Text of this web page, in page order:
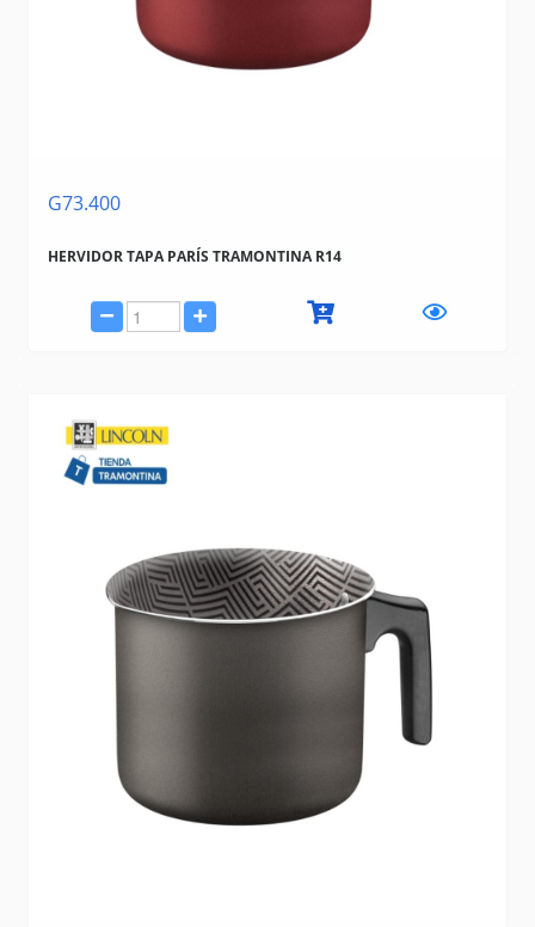
G73.400
HERVIDOR TAPA PARÍS TRAMONTINA R14